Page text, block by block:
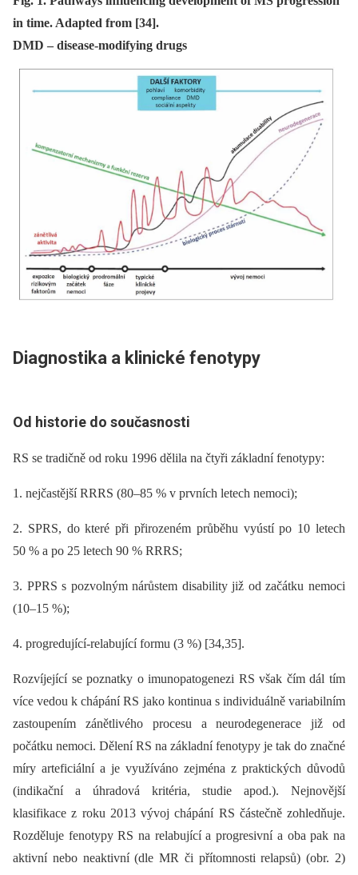
in time. Adapted from [34].
DMD – disease-modifying drugs
Dia­gnostika a klinické fenotypy
Od historie do současnosti
RS se tradičně od roku 1996 dělila na čtyři základní fenotypy:
1. nejčastější RRRS (80–85 % v prvních letech nemoci);
2. SPRS, do které při přirozeném průběhu vyústí po 10 letech
50 % a po 25 letech 90 % RRRS;
3. PPRS s pozvolným nárůstem disability již od začátku nemoci
(10–15 %);
4. progredující-relabující formu (3 %) [34,35].
Rozvíjející se poznatky o imunopatogenezi RS však čím dál tím
více vedou k chápání RS jako kontinua s individuálně variabilním
zastoupením zánětlivého procesu a neurodegenerace již od
počátku nemoci. Dělení RS na základní fenotypy je tak do značné
míry arteficiální a je využíváno zejména z praktických důvodů
(indikační a úhradová kritéria, studie apod.). Nejnovější
klasifikace z roku 2013 vývoj chápání RS částečně zohledňuje.
Rozděluje fenotypy RS na relabující a progresivní a oba pak na
aktivní nebo neaktivní (dle MR či přítomnosti relapsů) (obr. 2)